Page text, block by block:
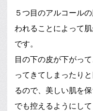
５つ目のアルコール
われることによって
です。
目の下の皮が下がっ
ってきてしまったり
るので、美しい肌を
でも控えるようにして